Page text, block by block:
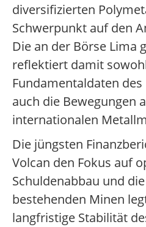
diversifizierten
Schwerpunkt auf den
Die an der Börse Lima
reflektiert damit
Fundamentaldaten
auch die Bewegungen
internationalen
Die jüngsten
Volcan den Fokus auf
Schuldenabbau und
bestehenden Minen
langfristige Stabilität